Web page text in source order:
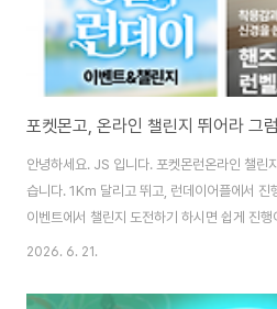
포켓몬고, 온라인 챌린지 뛰어라 그
안녕하세요. JS 입니다. 포켓몬런온라인 챌린
습니다. 1Km 달리고 뛰고, 런데이어플에서 진
이벤트에서 챌린지 도전하기 하시면 쉽게 진
후 달리거나 걷거나 하면 완료!참가 스티커 발
라인 챌린지 성공 후 리워드 응모를 진행해야
2026. 6. 21.